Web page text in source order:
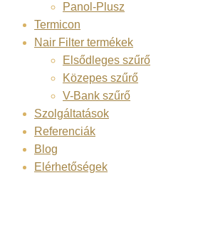
Panol-Plusz
Termicon
Nair Filter termékek
Elsődleges szűrő
Közepes szűrő
V-Bank szűrő
Szolgáltatások
Referenciák
Blog
Elérhetőségek